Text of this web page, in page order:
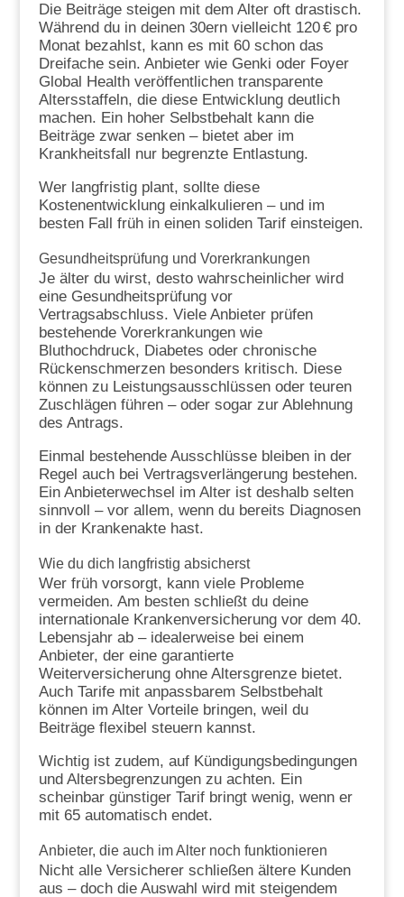
Die Beiträge steigen mit dem Alter oft drastisch.
Während du in deinen 30ern vielleicht 120 € pro
Monat bezahlst, kann es mit 60 schon das
Dreifache sein. Anbieter wie Genki oder Foyer
Global Health veröffentlichen transparente
Altersstaffeln, die diese Entwicklung deutlich
machen. Ein hoher Selbstbehalt kann die
Beiträge zwar senken – bietet aber im
Krankheitsfall nur begrenzte Entlastung.
Wer langfristig plant, sollte diese
Kostenentwicklung einkalkulieren – und im
besten Fall früh in einen soliden Tarif einsteigen.
Gesundheitsprüfung und Vorerkrankungen
Je älter du wirst, desto wahrscheinlicher wird
eine Gesundheitsprüfung vor
Vertragsabschluss. Viele Anbieter prüfen
bestehende Vorerkrankungen wie
Bluthochdruck, Diabetes oder chronische
Rückenschmerzen besonders kritisch. Diese
können zu Leistungsausschlüssen oder teuren
Zuschlägen führen – oder sogar zur Ablehnung
des Antrags.
Einmal bestehende Ausschlüsse bleiben in der
Regel auch bei Vertragsverlängerung bestehen.
Ein Anbieterwechsel im Alter ist deshalb selten
sinnvoll – vor allem, wenn du bereits Diagnosen
in der Krankenakte hast.
Wie du dich langfristig absicherst
Wer früh vorsorgt, kann viele Probleme
vermeiden. Am besten schließt du deine
internationale Krankenversicherung vor dem 40.
Lebensjahr ab – idealerweise bei einem
Anbieter, der eine garantierte
Weiterversicherung ohne Altersgrenze bietet.
Auch Tarife mit anpassbarem Selbstbehalt
können im Alter Vorteile bringen, weil du
Beiträge flexibel steuern kannst.
Wichtig ist zudem, auf Kündigungsbedingungen
und Altersbegrenzungen zu achten. Ein
scheinbar günstiger Tarif bringt wenig, wenn er
mit 65 automatisch endet.
Anbieter, die auch im Alter noch funktionieren
Nicht alle Versicherer schließen ältere Kunden
aus – doch die Auswahl wird mit steigendem